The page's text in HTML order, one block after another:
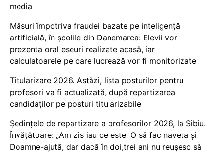
media
Măsuri împotriva fraudei bazate pe inteligență
artificială, în școlile din Danemarca: Elevii vor
prezenta oral eseuri realizate acasă, iar
calculatoarele pe care lucrează vor fi monitorizate
Titularizare 2026. Astăzi, lista posturilor pentru
profesori va fi actualizată, după repartizarea
candidaților pe posturi titularizabile
Ședințele de repartizare a profesorilor 2026, la Sibiu.
Învățătoare: „Am zis iau ce este. O să fac naveta și
Doamne-ajută, dar dacă în doi,trei ani nu reușesc să